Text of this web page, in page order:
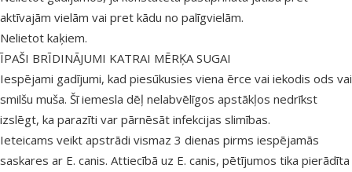
aktīvajām vielām vai pret kādu no palīgvielām.
Nelietot kaķiem.
ĪPAŠI BRĪDINĀJUMI KATRAI MĒRĶA SUGAI
Iespējami gadījumi, kad piesūkusies viena ērce vai iekodis ods vai
smilšu muša. Šī iemesla dēļ nelabvēlīgos apstākļos nedrīkst
izslēgt, ka parazīti var pārnēsāt infekcijas slimības.
Ieteicams veikt apstrādi vismaz 3 dienas pirms iespējamās
saskares ar E. canis. Attiecībā uz E. canis, pētījumos tika pierādīta